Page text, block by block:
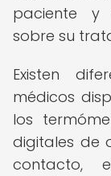
paciente y
sobre su
Existen
médicos
los
digitales de
contacto,